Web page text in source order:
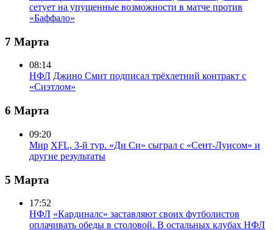
сетует на упущенные возможности в матче против
«Баффало»
7 Марта
08:14
НФЛ Джино Смит подписал трёхлетний контракт с
«Сиэтлом»
6 Марта
09:20
Мир XFL, 3-й тур. «Ди Си» сыграл с «Сент-Луисом» и
другие результаты
5 Марта
17:52
НФЛ «Кардиналс» заставляют своих футболистов
оплачивать обеды в столовой. В остальных клубах НФЛ